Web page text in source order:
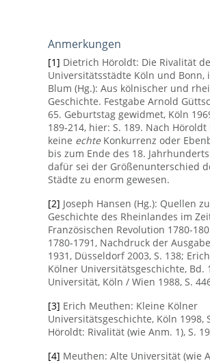
Anmerkungen
[1] Dietrich Höroldt: Die Rivalität
Universitätsstädte Köln und Bonn,
Blum (Hg.): Aus kölnischer und
Geschichte. Festgabe Arnold
65. Geburtstag gewidmet, Köln
189‑214, hier: S. 189. Nach Höroldt
keine echteKonkurrenz oder
bis zum Ende des 18.
dafür sei der Größenunterschied
Städte zu enorm gewesen.
[2] Joseph Hansen (Hg.): Quellen
Geschichte des Rheinlandes im
Französischen Revolution 1780-
1780-1791, Nachdruck der
1931, Düsseldorf 2003, S. 138;
Kölner Universitätsgeschichte, Bd.
Universität, Köln / Wien 1988, S.
[3] Erich Meuthen: Kleine Kölner
Universitätsgeschichte, Köln 1998,
Höroldt: Rivalität (wie Anm. 1), S.
[4] Meuthen: Alte Universität (wie